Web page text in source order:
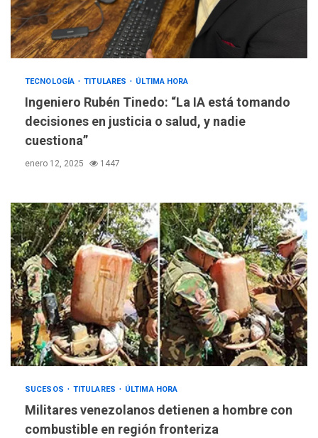
TECNOLOGÍA TITULARES ÚLTIMA HORA
Ingeniero Rubén Tinedo: “La IA está tomando
decisiones en justicia o salud, y nadie
cuestiona”
enero 12, 2025 1447
SUCESOS TITULARES ÚLTIMA HORA
Militares venezolanos detienen a hombre con
combustible en región fronteriza